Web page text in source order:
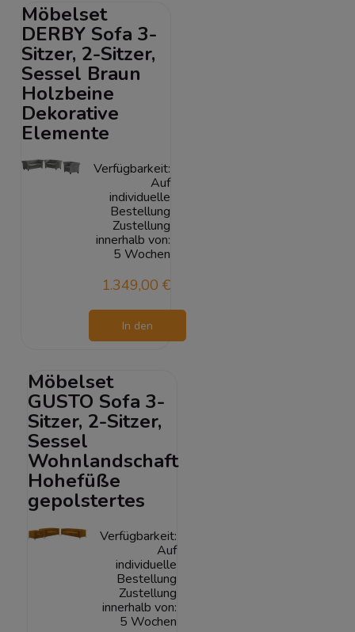
Möbelset
DERBY Sofa 3-
Sitzer, 2-Sitzer,
Sessel Braun
Holzbeine
Dekorative
Elemente
Verfügbarkeit:
Auf
individuelle
Bestellung
Zustellung
innerhalb von:
5 Wochen
1.349,00 €
In den
Möbelset
GUSTO Sofa 3-
Sitzer, 2-Sitzer,
Sessel
Wohnlandschaft
Hohefüße
gepolstertes
Verfügbarkeit:
Auf
individuelle
Bestellung
Zustellung
innerhalb von:
5 Wochen